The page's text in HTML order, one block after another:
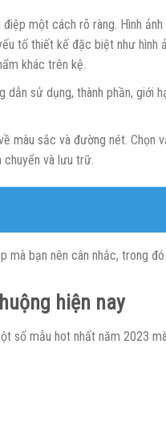
một cách rõ ràng. Hình
tố thiết kế đặc biệt như hình
khác trên kệ.
sử dụng, thành phần, giới
màu sắc và đường nét. Chọn
và lưu trữ.
mà bạn nên cân nhắc, trong
hiện nay
số mẫu hot nhất năm 2023